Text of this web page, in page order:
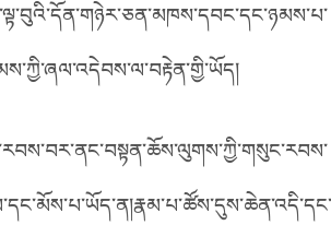
བོད་ཡིག
English
ភាសាខ្មែរ
ཕབ་ལེན། འདིའི་ཡོང་ཁུངས།